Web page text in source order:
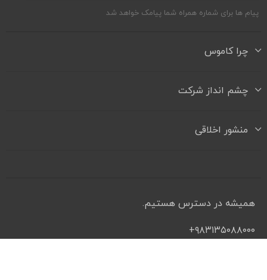
پیام ها برای شماره همراه شما پیامک خواهد شد
چرا کاموس
چشم انداز شرکت
منشور اخلاقی
همیشه در دسترس هستیم.
۹۸۳۱۳۵۰۸۸۰۰۰+